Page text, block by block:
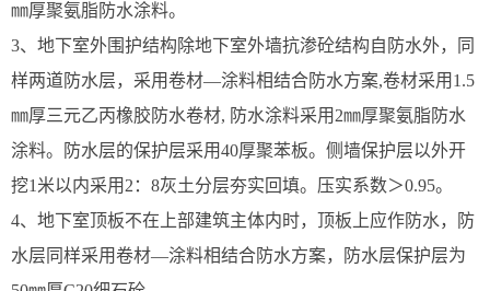
㎜厚聚氨脂防水涂料。
3、地下室外围护结构除地下室外墙抗渗砼结构自防水外，同
样两道防水层，采用卷材—涂料相结合防水方案,卷材采用1.5
㎜厚三元乙丙橡胶防水卷材, 防水涂料采用2㎜厚聚氨脂防水
涂料。防水层的保护层采用40厚聚苯板。侧墙保护层以外开
挖1米以内采用2：8灰土分层夯实回填。压实系数＞0.95。
4、地下室顶板不在上部建筑主体内时，顶板上应作防水，防
水层同样采用卷材—涂料相结合防水方案，防水层保护层为